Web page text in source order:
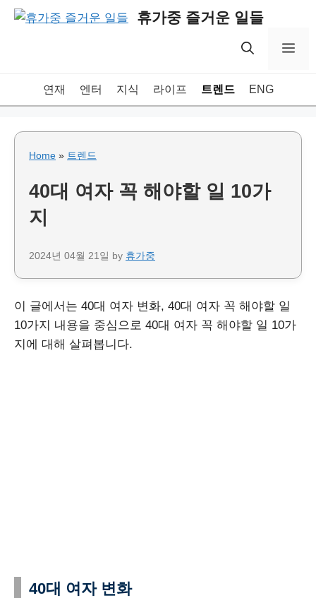
Skip
휴가중 즐거운 일들
연재 엔터 지식 라이프 트렌드 ENG
Home » 트렌드
40대 여자 꼭 해야할 일 10가
지
2024년 04월 21일 by 휴가중
이 글에서는 40대 여자 변화, 40대 여자 꼭 해야할 일
10가지 내용을 중심으로 40대 여자 꼭 해야할 일 10가
지에 대해 살펴봅니다.
40대 여자 변화